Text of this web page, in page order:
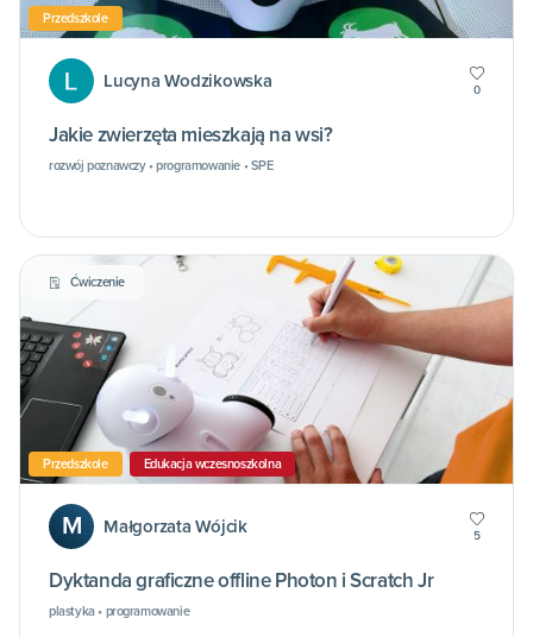
Przedszkole
Lucyna Wodzikowska 0
Jakie zwierzęta mieszkają na wsi?
rozwój poznawczy • programowanie • SPE
Ćwiczenie
Przedszkole Edukacja wczesnoszkolna
M Małgorzata Wójcik 5
Dyktanda graficzne offline Photon i Scratch Jr
plastyka • programowanie